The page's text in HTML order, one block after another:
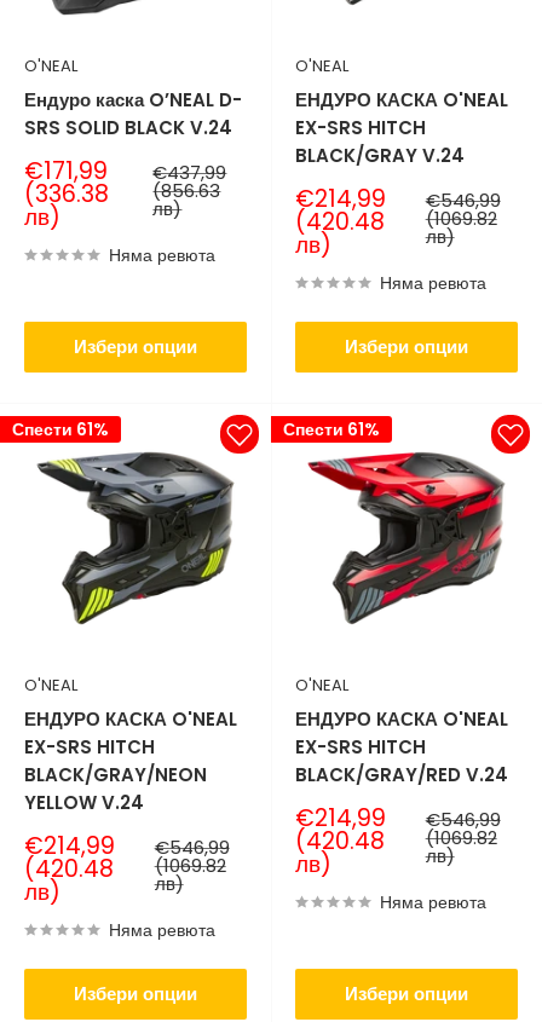
O'NEAL
Ендуро каска O’NEAL D-
SRS SOLID BLACK V.24
Продажна
цена
€171,99
(336.38
лв)
Нормална
цена
€437,99
(856.63
лв)
Няма ревюта
Избери опции
O'NEAL
ЕНДУРО КАСКА O'NEAL
EX-SRS HITCH
BLACK/GRAY V.24
Продажна
цена
€214,99
(420.48
лв)
Нормална
цена
€546,99
(1069.82
лв)
Няма ревюта
Избери опции
Спести 61%
O'NEAL
ЕНДУРО КАСКА O'NEAL
EX-SRS HITCH
BLACK/GRAY/NEON
YELLOW V.24
Продажна
цена
€214,99
(420.48
лв)
Нормална
цена
€546,99
(1069.82
лв)
Няма ревюта
Избери опции
Спести 61%
O'NEAL
ЕНДУРО КАСКА O'NEAL
EX-SRS HITCH
BLACK/GRAY/RED V.24
Продажна
цена
€214,99
(420.48
лв)
Нормална
цена
€546,99
(1069.82
лв)
Няма ревюта
Избери опции